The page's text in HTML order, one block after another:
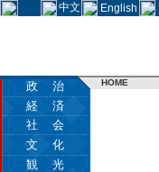
中文 English
政 治
経 済
社 会
文 化
観 光
HOME